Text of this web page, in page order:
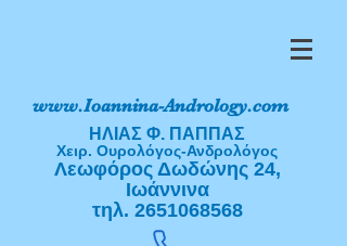
www.Ioannina-Andrology.com
ΗΛΙΑΣ Φ. ΠΑΠΠΑΣ
Χειρ. Ουρολόγος-Ανδρολόγος
Λεωφόρος Δωδώνης 24,
Ιωάννινα
τηλ. 2651068568